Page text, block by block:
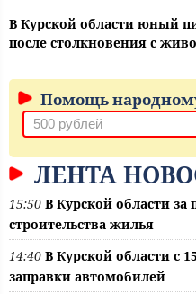
В Курской области юный
после столкновения с
Помощь
ЛЕНТА
15:50 В Курской области
строительства жилья
14:40 В Курской области с
заправки автомобилей